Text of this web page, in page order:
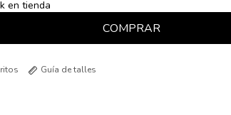
en tienda
COMPRAR
Guía de talles